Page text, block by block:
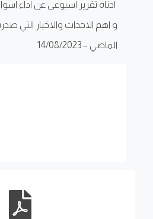
ادناه تقرير اسبوعي عن اداء
و اهم الاحداث والاخبار التي
الماضي – 14/08/2023